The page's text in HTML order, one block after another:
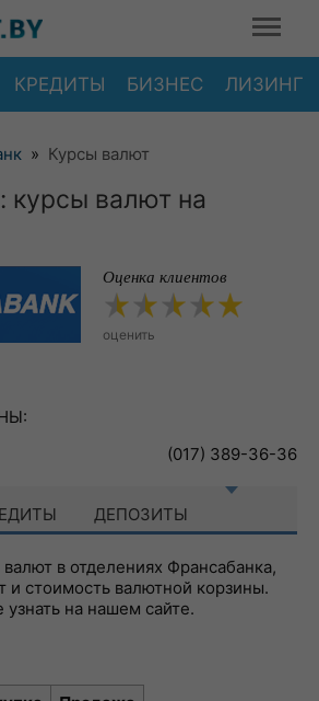
КРЕДИТЫ БИЗНЕС ЛИЗИНГ
» Курсы валют
курсы валют на
Оценка клиентов
оценить
(017) 389-36-36
ДЕПОЗИТЫ
в отделениях Франсабанка,
и стоимость валютной корзины.
на нашем сайте.